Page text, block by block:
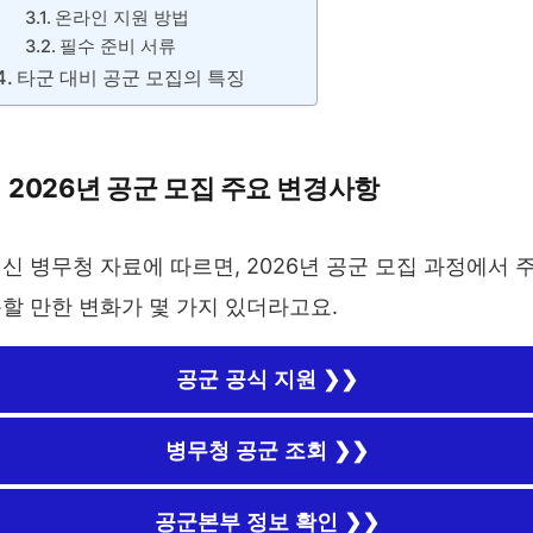
온라인 지원 방법
필수 준비 서류
타군 대비 공군 모집의 특징
2026년 공군 모집 주요 변경사항
병무청 자료에 따르면, 2026년 공군 모집 과정에서
만한 변화가 몇 가지 있더라고요.
공군 공식 지원 ❯❯
병무청 공군 조회 ❯❯
공군본부 정보 확인 ❯❯